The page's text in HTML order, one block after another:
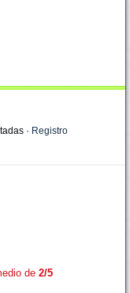
· Registro
de 2/5